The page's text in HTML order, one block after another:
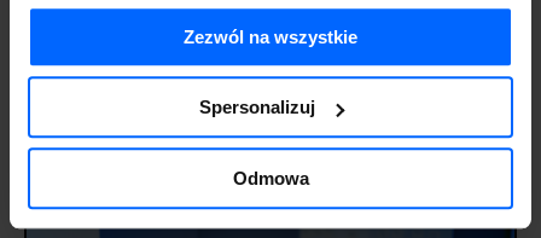
Zezwól na wszystkie
Spersonalizuj
Odmowa
Jak wybrać system ERP – zasady, kryteria i krok po